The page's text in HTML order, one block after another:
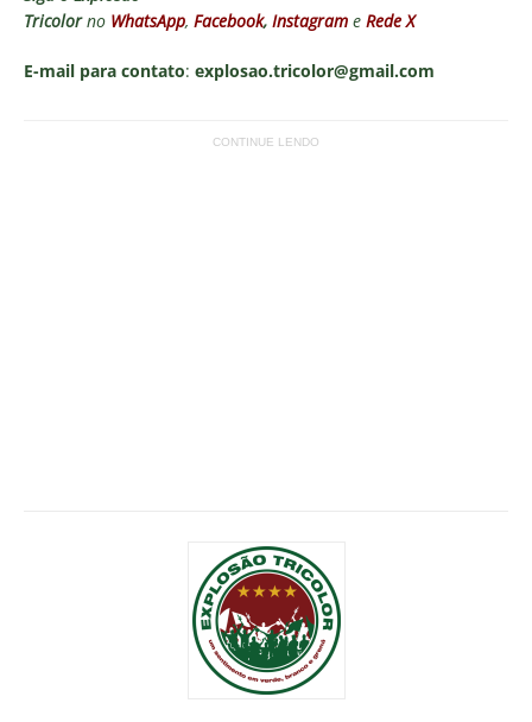
Tricolorno WhatsApp, Facebook, Instagram e Rede X
E-mail para contato: explosao.tricolor@gmail.com
CONTINUE LENDO